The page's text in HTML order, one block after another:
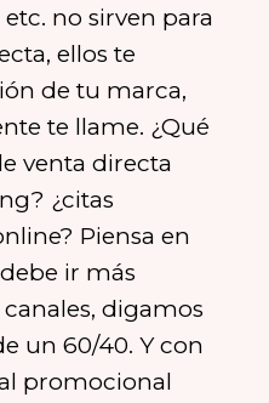
no sirven para
ellos te
de tu marca,
te llame. ¿Qué
venta directa
¿citas
Piensa en
ir más
digamos
un 60/40. Y con
promocional